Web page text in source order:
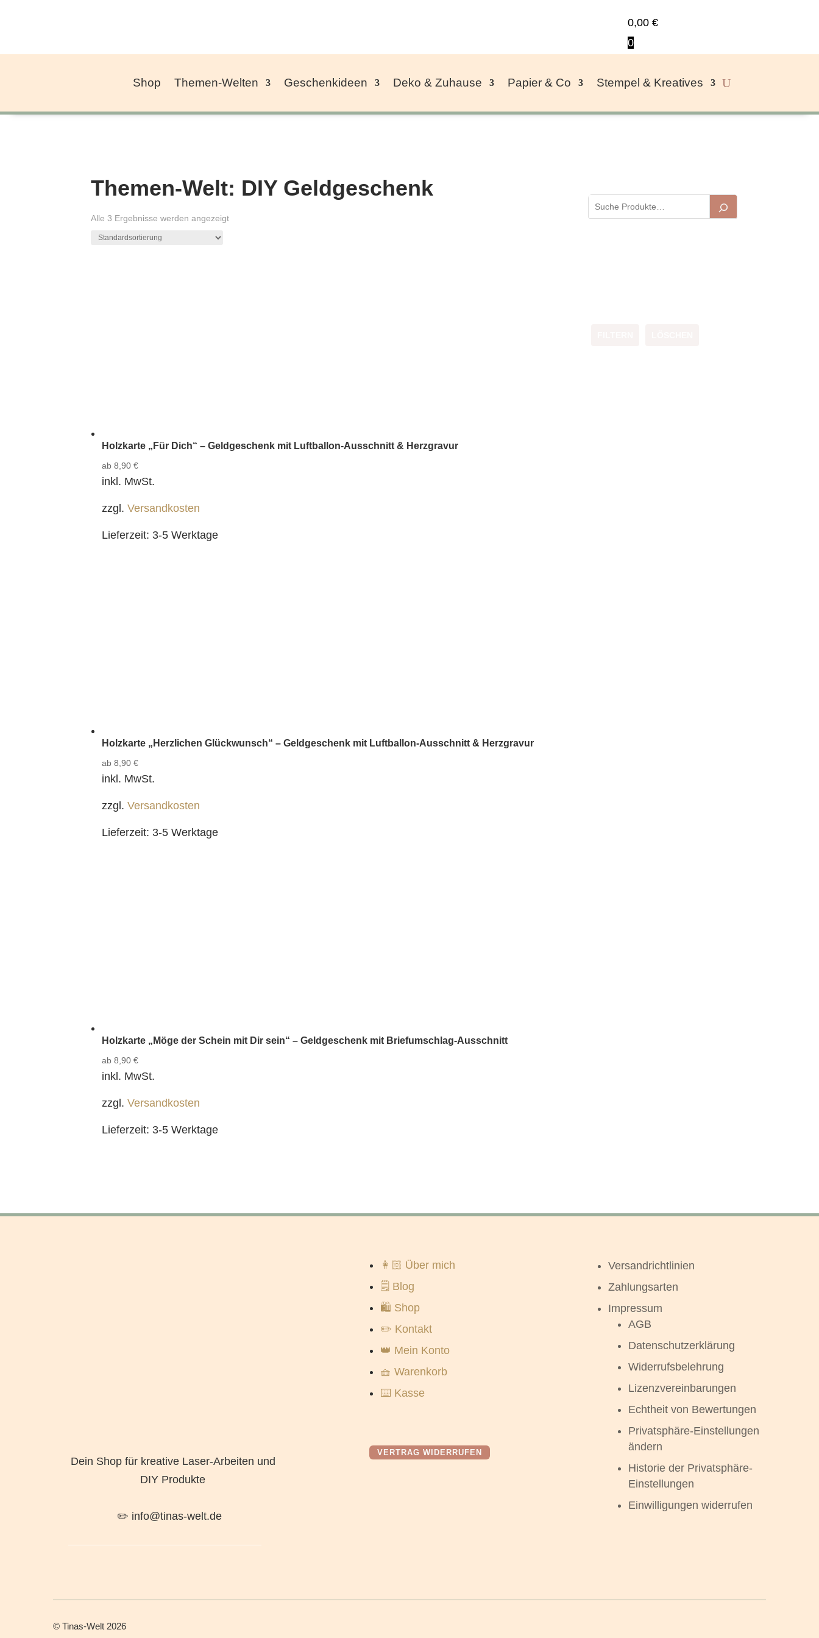
0,00€
0
Shop Themen-Welten Geschenkideen Deko & Zuhause Papier & Co Stempel & Kreatives
Themen-Welt: DIY Geldgeschenk
Alle 3 Ergebnisse werden angezeigt
Holzkarte „Für Dich“ – Geldgeschenk mit Luftballon-Ausschnitt & Herzgravur
ab8,90€
inkl. MwSt.
zzgl.Versandkosten
Lieferzeit: 3-5 Werktage
Holzkarte „Herzlichen Glückwunsch“ – Geldgeschenk mit Luftballon-Ausschnitt & Herzgravur
ab8,90€
inkl. MwSt.
zzgl.Versandkosten
Lieferzeit: 3-5 Werktage
Holzkarte „Möge der Schein mit Dir sein“ – Geldgeschenk mit Briefumschlag-Ausschnitt
ab8,90€
inkl. MwSt.
zzgl.Versandkosten
Lieferzeit: 3-5 Werktage
Dein Shop für kreative Laser-Arbeiten und
DIY Produkte
✏️ info@tinas-welt.de
👩🏻 Über mich
🗒️ Blog
🛍️ Shop
✏️ Kontakt
👑 Mein Konto
🧺 Warenkorb
⌨️ Kasse
VERTRAG WIDERRUFEN
Versandrichtlinien
Zahlungsarten
Impressum
AGB
Datenschutzerklärung
Widerrufsbelehrung
Lizenzvereinbarungen
Echtheit von Bewertungen
Privatsphäre-Einstellungen
ändern
Historie der Privatsphäre-
Einstellungen
Einwilligungen widerrufen
© Tinas-Welt 2026